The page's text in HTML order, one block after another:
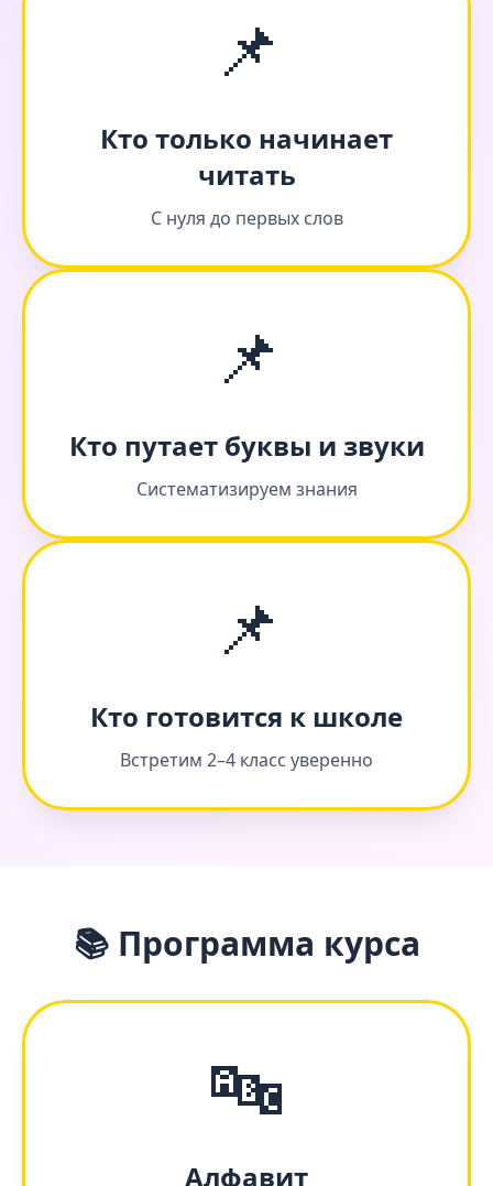
📌
Кто только начинает
читать
С нуля до первых слов
📌
Кто путает буквы и звуки
Систематизируем знания
📌
Кто готовится к школе
Встретим 2–4 класс уверенно
📚 Программа курса
🔤
Алфавит